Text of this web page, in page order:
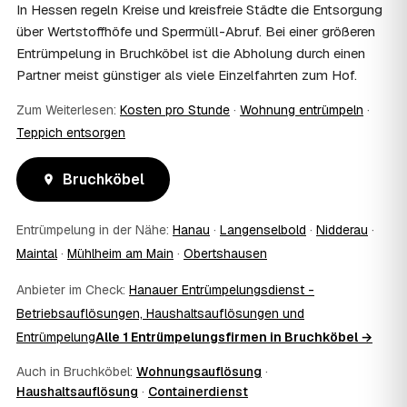
Zentrum vermittelt die Entrümpler, entscheidet aber nicht
über die Kostenübernahme.
08 Bekomme ich einen Entsorgungsnachweis?
Ja. Die Partner entsorgen über zugelassene Höfe und
wichtig zum Beispiel für Vermieter, Nachlassverwaltung
oder die eigene Dokumentation.
09 Muss ich bei der Entrümpelung anwesend sein?
Nicht zwingend. Viele Kunden in Bruchköbel sind nur zur
Übergabe und zum Abschluss vor Ort; den genauen
direkt mit dem Entrümpler ab.
10 Was ist im Festpreis enthalten?
Ausräumen, Tragen und Verladen, den Transport sowie die
fachgerechte Entsorgung ab — auf Wunsch inklusive
besenreiner Übergabe. Es gibt keine versteckten
Wertgegenstände senken den Endpreis zusätzlich.
11
Was kostet die Anfrage über AWL Zentrum?
In Hessen regeln Kreise und kreisfreie Städte die Entsorgung
über Wertstoffhöfe und Sperrmüll-Abruf. Bei einer größeren
Entrümpelung in Bruchköbel ist die Abholung durch einen
Partner meist günstiger als viele Einzelfahrten zum Hof.
Zum Weiterlesen: Kosten pro Stunde · Wohnung entrümpeln ·
Teppich entsorgen
Bruchköbel
Entrümpelung in der Nähe: Hanau · Langenselbold · Nidderau ·
Maintal· Mühlheim am Main · Obertshausen
Anbieter im Check: Hanauer Entrümpelungsdienst -
Betriebsauflösungen, Haushaltsauflösungen und
EntrümpelungAlle 1 Entrümpelungsfirmen in Bruchköbel →
Auch in Bruchköbel: Wohnungsauflösung ·
Haushaltsauflösung · Containerdienst